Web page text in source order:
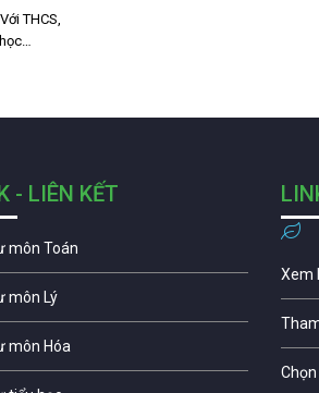
THCS,
- LIÊN KẾT
môn Toán
môn Lý
môn Hóa
Xem